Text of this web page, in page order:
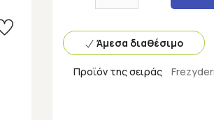
Άμεσα διαθέσιμο
Προϊόν της σειράς